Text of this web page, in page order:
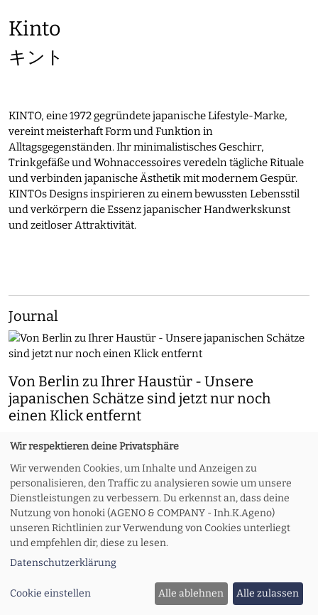
Kinto
キント
KINTO, eine 1972 gegründete japanische Lifestyle-Marke,
vereint meisterhaft Form und Funktion in
Alltagsgegenständen. Ihr minimalistisches Geschirr,
Trinkgefäße und Wohnaccessoires veredeln tägliche Rituale
und verbinden japanische Ästhetik mit modernem Gespür.
KINTOs Designs inspirieren zu einem bewussten Lebensstil
und verkörpern die Essenz japanischer Handwerkskunst
und zeitloser Attraktivität.
Journal
Von Berlin zu Ihrer Haustür - Unsere
japanischen Schätze sind jetzt nur noch
einen Klick entfernt
Nach dem durchschlagenden Erfolg unseres Geschäfts in der
Online-Shops bekannt zu geben. Jetzt können Liebhaber
feiner japanischer Handwerkskunst in ganz Europa unsere
ausgewählte Kollektion bequem von zu Hause aus entdecken
und kaufen.
Wir respektieren deine Privatsphäre
Wir verwenden Cookies, um Inhalte und Anzeigen zu
personalisieren, den Traffic zu analysieren sowie um unsere
Dienstleistungen zu verbessern. Du erkennst an, dass deine
Nutzung von honoki (AGENO & COMPANY - Inh.K.Ageno)
unseren Richtlinien zur Verwendung von Cookies unterliegt
und empfehlen dir, diese zu lesen.
Datenschutzerklärung
Cookie einstellen Alle ablehnen Alle zulassen